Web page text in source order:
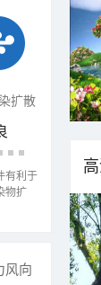
扩散
有利于
物扩
风向